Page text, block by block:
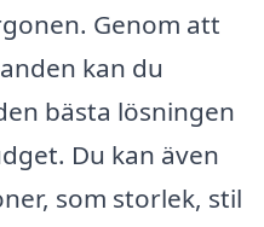
Genom att
kan du
bästa lösningen
Du kan även
som storlek, stil